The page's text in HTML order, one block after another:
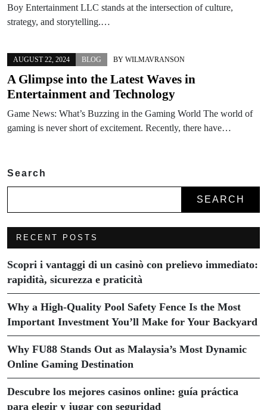
Boy Entertainment LLC stands at the intersection of culture,
strategy, and storytelling.…
AUGUST 22, 2024 BLOG BY WILMAVRANSON
A Glimpse into the Latest Waves in
Entertainment and Technology
Game News: What’s Buzzing in the Gaming World The world of
gaming is never short of excitement. Recently, there have…
Search
SEARCH
RECENT POSTS
Scopri i vantaggi di un casinò con prelievo immediato:
rapidità, sicurezza e praticità
Why a High-Quality Pool Safety Fence Is the Most
Important Investment You’ll Make for Your Backyard
Why FU88 Stands Out as Malaysia’s Most Dynamic
Online Gaming Destination
Descubre los mejores casinos online: guía práctica
para elegir y jugar con seguridad